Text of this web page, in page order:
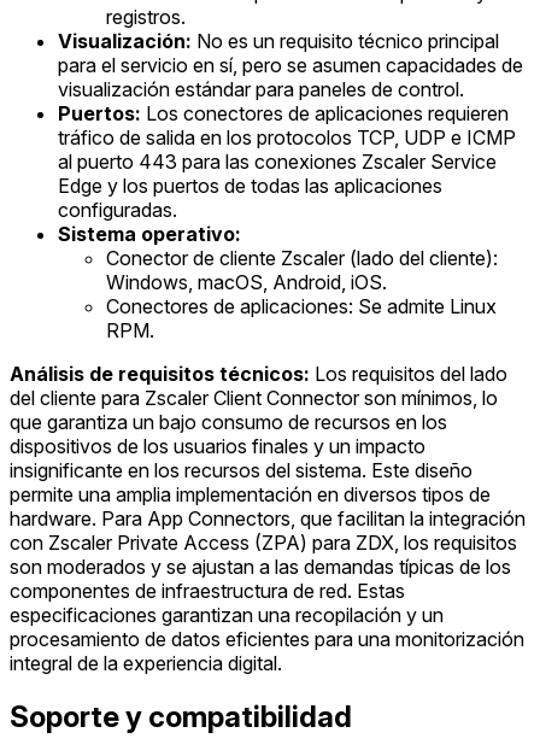
registros.
Visualización: No es un requisito técnico principal
para el servicio en sí, pero se asumen capacidades de
visualización estándar para paneles de control.
Puertos: Los conectores de aplicaciones requieren
tráfico de salida en los protocolos TCP, UDP e ICMP
al puerto 443 para las conexiones Zscaler Service
Edge y los puertos de todas las aplicaciones
configuradas.
Sistema operativo:
Conector de cliente Zscaler (lado del cliente):
Windows, macOS, Android, iOS.
Conectores de aplicaciones: Se admite Linux
RPM.
Análisis de requisitos técnicos: Los requisitos del lado
del cliente para Zscaler Client Connector son mínimos, lo
que garantiza un bajo consumo de recursos en los
dispositivos de los usuarios finales y un impacto
insignificante en los recursos del sistema. Este diseño
permite una amplia implementación en diversos tipos de
hardware. Para App Connectors, que facilitan la integración
con Zscaler Private Access (ZPA) para ZDX, los requisitos
son moderados y se ajustan a las demandas típicas de los
componentes de infraestructura de red. Estas
especificaciones garantizan una recopilación y un
procesamiento de datos eficientes para una monitorización
integral de la experiencia digital.
Soporte y compatibilidad